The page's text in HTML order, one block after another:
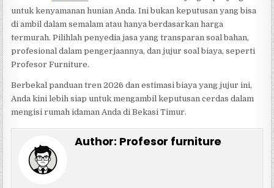
untuk kenyamanan hunian Anda. Ini bukan keputusan yang bisa
di ambil dalam semalam atau hanya berdasarkan harga
termurah. Pilihlah penyedia jasa yang transparan soal bahan,
profesional dalam pengerjaannya, dan jujur soal biaya, seperti
Profesor Furniture.
Berbekal panduan tren 2026 dan estimasi biaya yang jujur ini,
Anda kini lebih siap untuk mengambil keputusan cerdas dalam
mengisi rumah idaman Anda di Bekasi Timur.
Author: Profesor furniture